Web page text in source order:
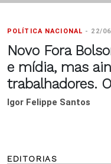
POLÍTICA NACIONAL - 22/
Novo Fora
e mídia, mas
trabalhadores.
Igor Felippe Santos
EDITORIAS